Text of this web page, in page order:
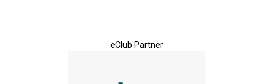
eClub Partner